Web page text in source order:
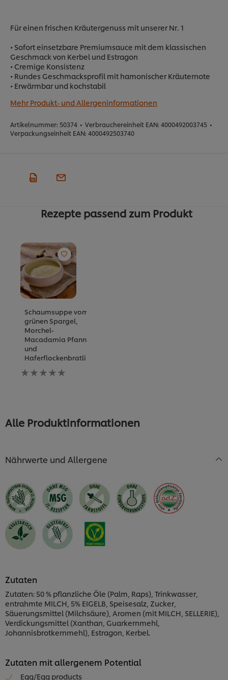
Für einen frischen Kräutergenuss mit unserer Nr. 1
• Sofort einsetzbare Premiumsauce mit dem klassischen
Geschmack von Kerbel und Estragon
• Cremige Konsistenz
• Rundes Geschmacksprofil mit hamonischer Kräuternote
• Erwärmbar und kochstabil
Mehr Produkt- und Allergeninformationen
Artikelnummer: 50374 • Verbrauchereinheit EAN: 4000492003745 •
Verpackungseinheit EAN: 4000492503740
Rezepte passend zum Produkt
Schaumsuppe vom
grünen Spargel,
Morchel-
Macadamia Pfanne
und
Haferflockenbratling
Keine
Bewertungen
Alle Produktinformationen
Nährwerte und Allergene
Zutaten
Zutaten: 50 % pflanzliche Öle (Palm, Raps), Trinkwasser,
entrahmte MILCH, 5% EIGELB, Speisesalz, Zucker,
Säuerungsmittel (Milchsäure), Aromen (mit MILCH, SELLERIE),
Verdickungsmittel (Xanthan, Guarkernmehl,
Johannisbrotkernmehl), Estragon, Kerbel.
Zutaten mit allergenem Potential
Egg/Egg products